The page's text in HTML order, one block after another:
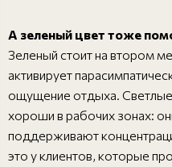
А зеленый цвет тоже
Зеленый стоит на втором
активирует
ощущение отдыха.
хороши в рабочих зонах:
поддерживают
это у клиентов, которые